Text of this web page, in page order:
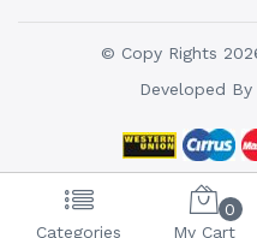
Categories
0
My Cart
Developed By